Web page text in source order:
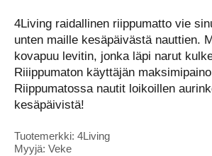
4Living raidallinen riippumatto vie
unten maille kesäpäivästä nauttien.
kovapuu levitin, jonka läpi narut
Riiippumaton käyttäjän
Riippumatossa nautit loikoillen
kesäpäivistä!
Tuotemerkki: 4Living
Myyjä: Veke